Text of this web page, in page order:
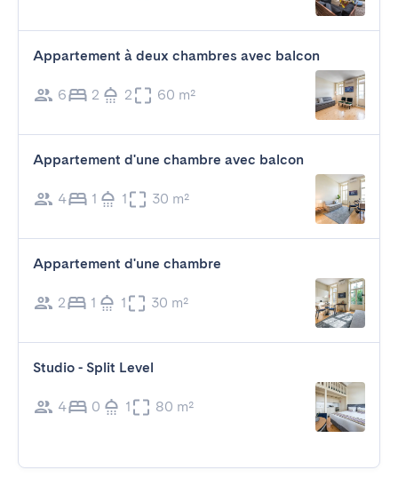
Appartement à deux chambres avec balcon
6 2 2 60 m²
Appartement d'une chambre avec balcon
4 1 1 30 m²
Appartement d'une chambre
2 1 1 30 m²
Studio - Split Level
4 0 1 80 m²